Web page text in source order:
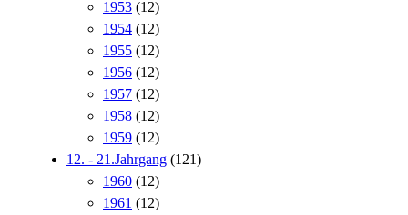
1953 (12)
1954 (12)
1955 (12)
1956 (12)
1957 (12)
1958 (12)
1959 (12)
12. - 21.Jahrgang (121)
1960 (12)
1961 (12)